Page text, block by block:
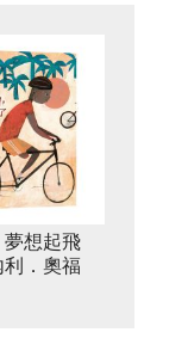
夢想起飛
利．奧福
實故事